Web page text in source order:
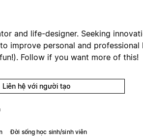
and life-designer. Seeking
improve personal and professional
Follow if you want more of this!
Liên hệ với người tạo
Đời sống học sinh/sinh viên